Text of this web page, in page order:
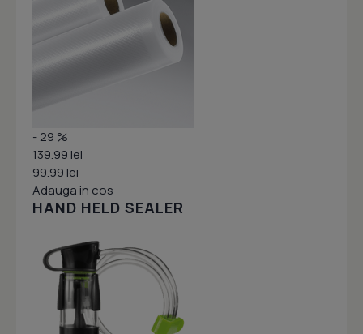
- 29 %
139.99 lei
99.99 lei
Adauga in cos
HAND HELD SEALER